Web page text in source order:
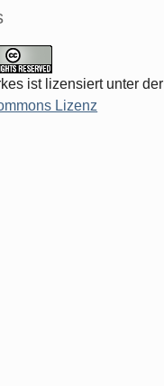
ist lizensiert unter der
Lizenz